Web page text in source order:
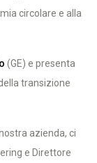
circolare e alla
(GE) e presenta
transizione
azienda, ci
e Direttore